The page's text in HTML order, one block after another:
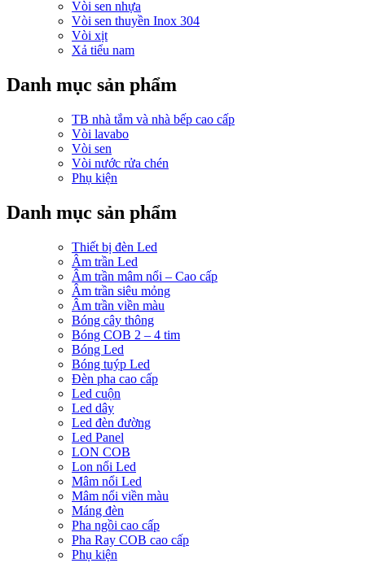
Vòi sen nhựa
Vòi sen thuyền Inox 304
Vòi xịt
Xả tiểu nam
Danh mục sản phẩm
TB nhà tắm và nhà bếp cao cấp
Vòi lavabo
Vòi sen
Vòi nước rửa chén
Phụ kiện
Danh mục sản phẩm
Thiết bị đèn Led
Âm trần Led
Âm trần mâm nổi – Cao cấp
Âm trần siêu mỏng
Âm trần viền màu
Bóng cây thông
Bóng COB 2 – 4 tim
Bóng Led
Bóng tuýp Led
Đèn pha cao cấp
Led cuộn
Led dây
Led đèn đường
Led Panel
LON COB
Lon nổi Led
Mâm nổi Led
Mâm nổi viền màu
Máng đèn
Pha ngồi cao cấp
Pha Ray COB cao cấp
Phụ kiện